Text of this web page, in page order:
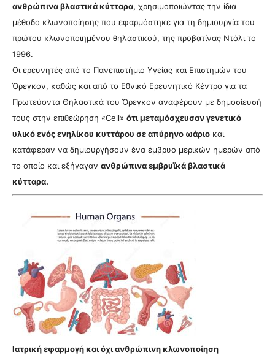
ανθρώπινα βλαστικά κύτταρα, χρησιμοποιώντας την ίδια
μέθοδο κλωνοποίησης που εφαρμόστηκε για τη δημιουργία του
πρώτου κλωνοποιημένου θηλαστικού, της προβατίνας Ντόλι το
1996.
Οι ερευνητές από το Πανεπιστήμιο Υγείας και Επιστημών του
Όρεγκον, καθώς και από το Εθνικό Ερευνητικό Κέντρο για τα
Πρωτεύοντα Θηλαστικά του Όρεγκον αναφέρουν με δημοσίευσή
τους στην επιθεώρηση «Cell» ότι μεταμόσχευσαν γενετικό
υλικό ενός ενηλίκου κυττάρου σε απύρηνο ωάριο και
κατάφεραν να δημιουργήσουν ένα έμβρυο μερικών ημερών από
το οποίο και εξήγαγαν ανθρώπινα εμβρυϊκά βλαστικά
κύτταρα.
Ιατρική εφαρμογή και όχι ανθρώπινη κλωνοποίηση